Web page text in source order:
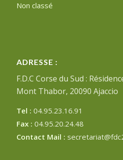
Non classé
ADRESSE :
F.D.C Corse du Sud :
Mont Thabor, 20090 Ajaccio
Tel : 04.95.23.16.91
Fax : 04.95.20.24.48
Contact Mail :